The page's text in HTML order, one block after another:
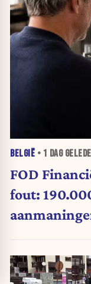
BELGIË • 1 DAG
FOD
fout: